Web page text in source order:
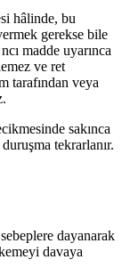
hâlinde, bu
gerekse bile
madde uyarınca
ve ret
tarafından veya
sakınca
tekrarlanır.
dayanarak
davaya